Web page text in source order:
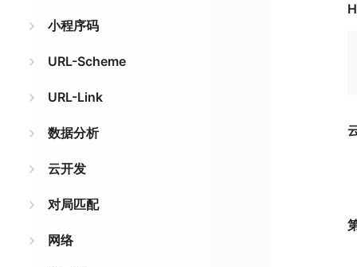
小程序码
URL-Scheme
URL-Link
数据分析
云开发
对局匹配
网络